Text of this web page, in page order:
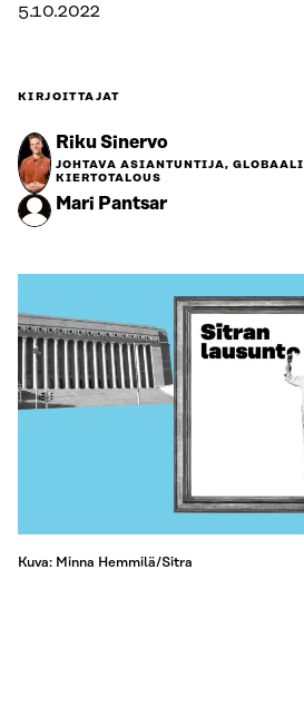
5.10.2022
KIRJOITTAJAT
Riku Sinervo
JOHTAVA ASIANTUNTIJA, GLOBAALI
KIERTOTALOUS
Mari Pantsar
Kuva: Minna Hemmilä/Sitra